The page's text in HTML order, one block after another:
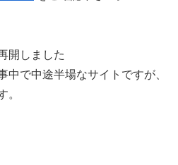
開しました
中で中途半場なサイトですが、
。